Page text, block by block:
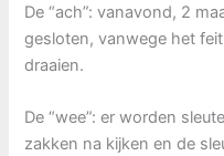
De “ach”: vanavond, 2
gesloten, vanwege het
draaien.
De “wee”: er worden
zakken na kijken en de